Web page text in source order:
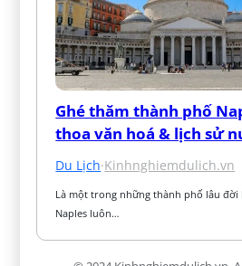
Ghé thăm thành phố
thoa văn hoá & lịch sử
Du Lịch·Kinhnghiemdulich.vn
Là một trong những thành phố lâu đời
Naples luôn…